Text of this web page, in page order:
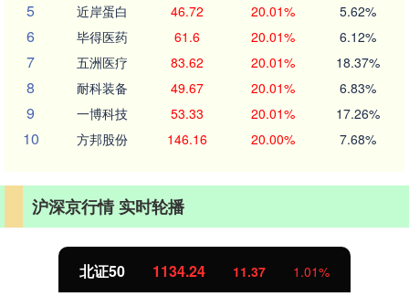
5 近岸蛋白 46.72 20.01% 5.62%
6 毕得医药 61.6 20.01% 6.12%
7 五洲医疗 83.62 20.01% 18.37%
8 耐科装备 49.67 20.01% 6.83%
9 一博科技 53.33 20.01% 17.26%
10 方邦股份 146.16 20.00% 7.68%
沪深京行情 实时轮播
北证50 1134.24 11.37 1.01%